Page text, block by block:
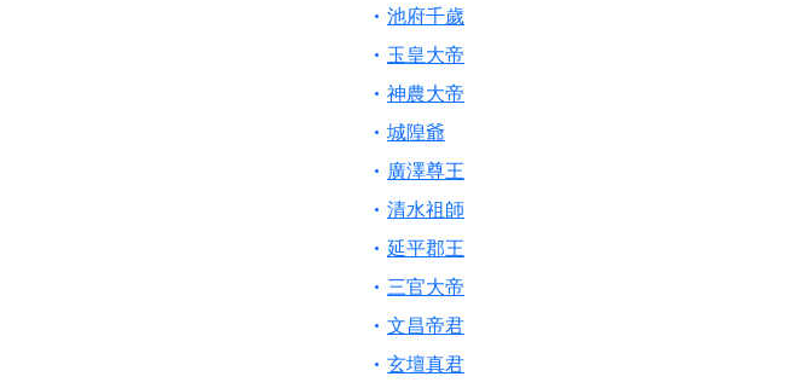
池府千歲
玉皇大帝
神農大帝
城隍爺
廣澤尊王
清水祖師
延平郡王
三官大帝
文昌帝君
玄壇真君